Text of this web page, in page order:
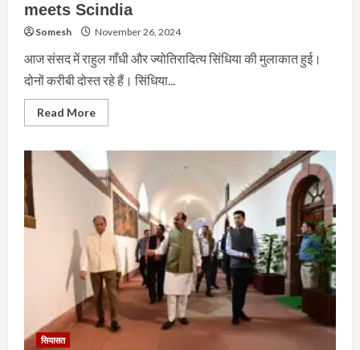
meets Scindia
Somesh November 26, 2024
आज संसद में राहुल गाँधी और ज्योतिरादित्य सिंधिया की मुलाकात हुई।
दोनों करीबी दोस्त रहे हैं। सिंधिया...
Read MoreRead
more
संसद
में
मिले
दो
पुराने
यार:
Rahul
Gandhi
meets
Scindia
सियासत